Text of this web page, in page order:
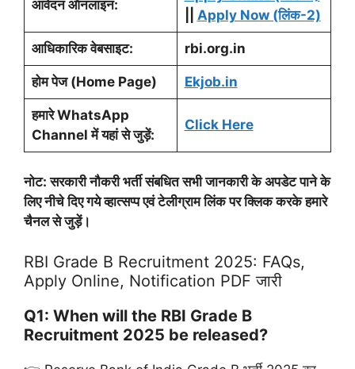
आवेदन ऑनलाइन:
Apply Now (लिंक-2)
आधिकारिक वेबसाइट: rbi.org.in
होम पेज (Home Page) Ekjob.in
हमारे WhatsApp
Channel में यहां से जुड़ें:
Click Here
नोट: सरकारी नौकरी भर्ती संबधित सभी जानकारी के अपडेट पाने के
लिए नीचे दिए गये व्हात्सप्प एवं टेलीग्राम लिंक पर क्लिक करके हमारे
चैनल से जुड़ें।
RBI Grade B Recruitment 2025: FAQs,
Apply Online, Notification PDF जारी
Q1: When will the RBI Grade B
Recruitment 2025 be released?